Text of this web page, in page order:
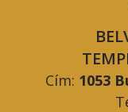
Cím: 1053